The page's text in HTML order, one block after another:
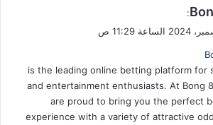
:
is the leading online betting platform for
and entertainment enthusiasts. At Bong
are proud to bring you the perfect
experience with a variety of attractive